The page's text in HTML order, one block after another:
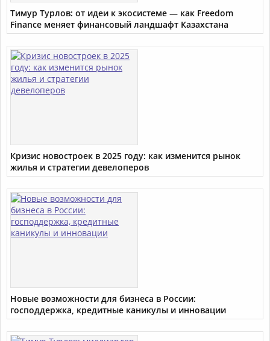
Тимур Турлов: от идеи к экосистеме — как Freedom
Finance меняет финансовый ландшафт Казахстана
Кризис новостроек в 2025 году: как изменится рынок
жилья и стратегии девелоперов
Новые возможности для бизнеса в России:
господдержка, кредитные каникулы и инновации